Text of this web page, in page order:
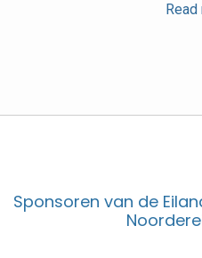
Read
Sponsoren van de